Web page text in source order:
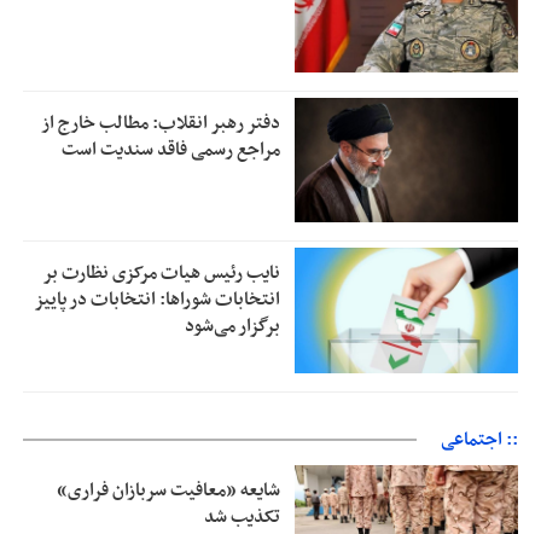
دفتر رهبر انقلاب: مطالب خارج از
مراجع رسمی فاقد سندیت است
نایب رئیس هیات مرکزی نظارت بر
انتخابات شوراها: انتخابات در پاییز
برگزار می‌شود
:: اجتماعی
شایعه «معافیت سربازان فراری»
تکذیب شد